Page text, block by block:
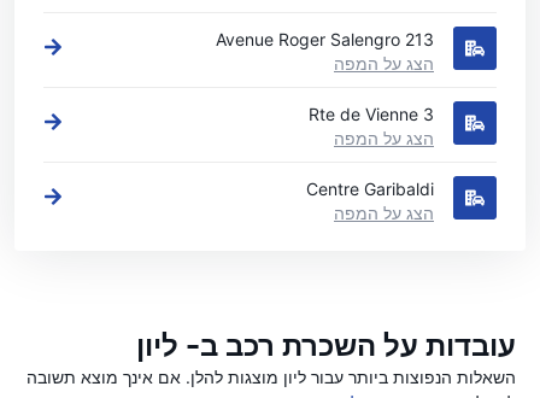
213 Avenue Roger Salengro
הצג על המפה
3 Rte de Vienne
הצג על המפה
Centre Garibaldi
הצג על המפה
עובדות על השכרת רכב ב- ליון
השאלות הנפוצות ביותר עבור ליון מוצגות להלן. אם אינך מוצא תשובה